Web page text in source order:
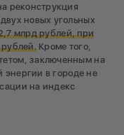
реконструкция
новых угольных
млрд рублей, при
Кроме того,
заключенным на
энергии в городе не
на индекс